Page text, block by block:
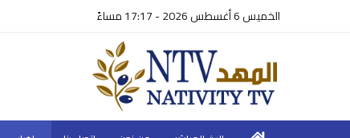
الخميس 6 أغسطس 2026 - 17:17 مساءً